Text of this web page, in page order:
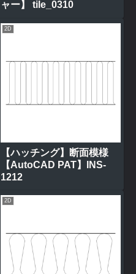
ャー】 tile_0310
2D
【ハッチング】断面模様
【AutoCAD PAT】INS-
1212
2D